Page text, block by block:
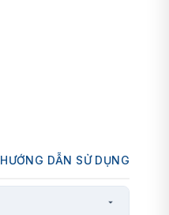
HƯỚNG DẪN SỬ DỤNG